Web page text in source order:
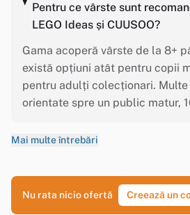
Pentru ce vârste sunt
LEGO Ideas și CUUSOO?
Gama acoperă vârste de la 8+
există opțiuni atât pentru copii
pentru adulți colecționari.
orientate spre un public matur,
Mai multe întrebări
Nu rata nicio ofertă Creează un